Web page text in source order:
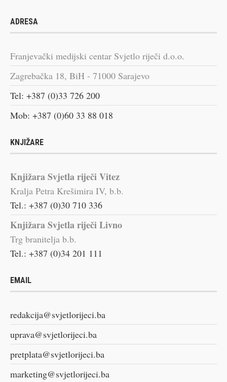
ADRESA
Franjevački medijski centar Svjetlo riječi d.o.o.
Zagrebačka 18, BiH - 71000 Sarajevo
Tel: +387 (0)33 726 200
Mob: +387 (0)60 33 88 018
KNJIŽARE
Knjižara Svjetla riječi Vitez
Kralja Petra Krešimira IV, b.b.
Tel.: +387 (0)30 710 336
Knjižara Svjetla riječi Livno
Trg branitelja b.b.
Tel.: +387 (0)34 201 111
EMAIL
redakcija@svjetlorijeci.ba
uprava@svjetlorijeci.ba
pretplata@svjetlorijeci.ba
marketing@svjetlorijeci.ba